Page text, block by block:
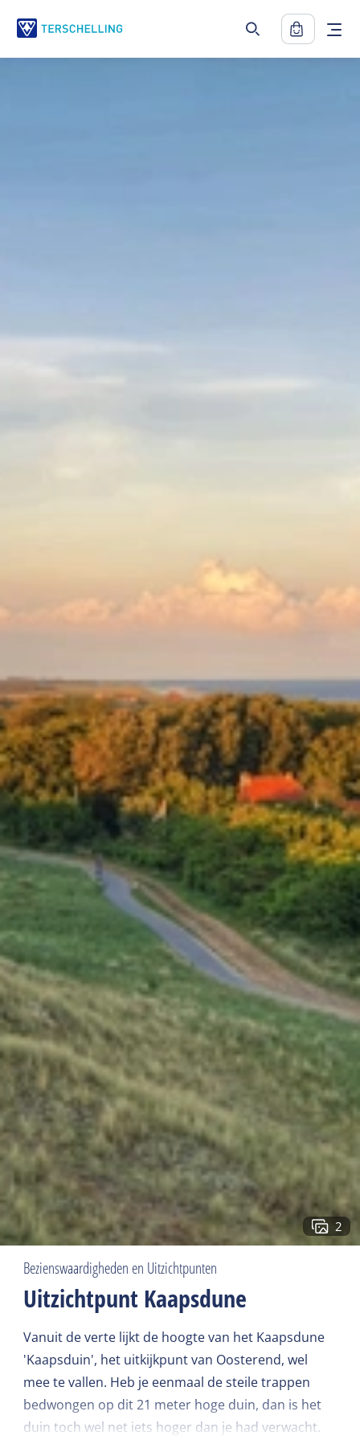
2
Bezienswaardigheden en Uitzichtpunten
Uitzichtpunt Kaapsdune
Vanuit de verte lijkt de hoogte van het Kaapsdune
'Kaapsduin', het uitkijkpunt van Oosterend, wel
mee te vallen. Heb je eenmaal de steile trappen
bedwongen op dit 21 meter hoge duin, dan is het
duin toch wel net iets hoger dan je had verwacht.